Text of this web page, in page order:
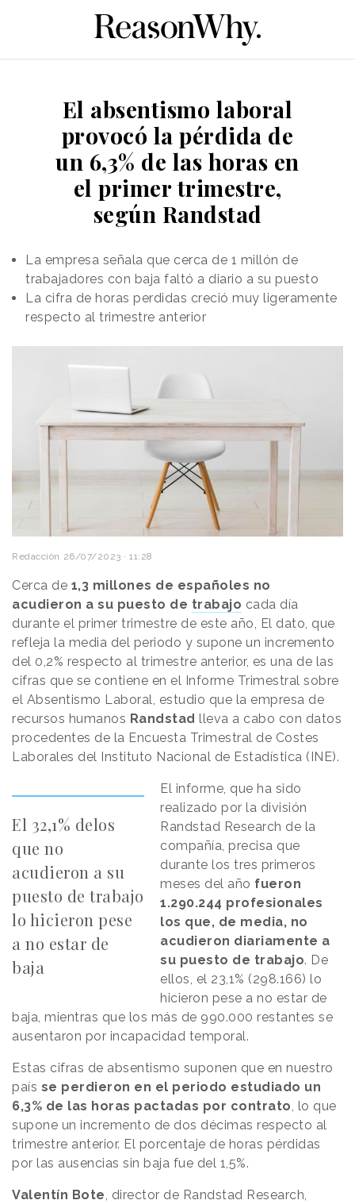
El absentismo laboral
provocó la pérdida de
un 6,3% de las horas en
el primer trimestre,
según Randstad
La empresa señala que cerca de 1 millón de
trabajadores con baja faltó a diario a su puesto
La cifra de horas perdidas creció muy ligeramente
respecto al trimestre anterior
Redacción 26/07/2023 · 11:28
Cerca de 1,3 millones de españoles no
acudieron a su puesto de trabajo cada día
durante el primer trimestre de este año, El dato, que
refleja la media del periodo y supone un incremento
del 0,2% respecto al trimestre anterior, es una de las
cifras que se contiene en el Informe Trimestral sobre
el Absentismo Laboral, estudio que la empresa de
recursos humanos Randstad lleva a cabo con datos
procedentes de la Encuesta Trimestral de Costes
Laborales del Instituto Nacional de Estadística (INE).
El 32,1% delos
que no
acudieron a su
puesto de trabajo
lo hicieron pese
a no estar de
baja
El informe, que ha sido
realizado por la división
Randstad Research de la
compañía, precisa que
durante los tres primeros
meses del año fueron
1.290.244 profesionales
los que, de media, no
acudieron diariamente a
su puesto de trabajo. De
ellos, el 23,1% (298.166) lo
hicieron pese a no estar de
baja, mientras que los más de 990.000 restantes se
ausentaron por incapacidad temporal.
Estas cifras de absentismo suponen que en nuestro
país se perdieron en el periodo estudiado un
6,3% de las horas pactadas por contrato, lo que
supone un incremento de dos décimas respecto al
trimestre anterior. El porcentaje de horas pérdidas
por las ausencias sin baja fue del 1,5%.
Valentín Bote, director de Randstad Research,